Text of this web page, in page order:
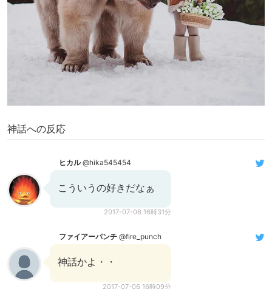
神話への反応
ヒカル@hika545454
こういうの好きだなぁ
2017-07-06 16時31分
ファイアーパンチ @fire_punch
神話かよ・・
2017-07-06 16時09分